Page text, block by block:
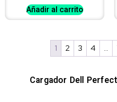
Añadir al carrito
1 2 3 4 …
Cargador Dell